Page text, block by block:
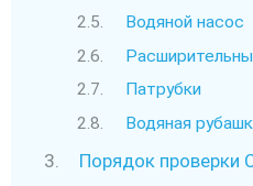
Водяной насос
Патрубки
Водяная
Порядок проверки